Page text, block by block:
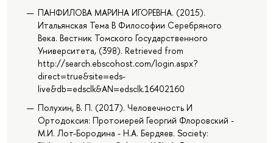
ПАНФИЛОВА МАРИНА ИГОРЕВНА. (2015).
Итальянская Тема В Философии Серебряного
Века. Вестник Томского Государственного
Университета, (398). Retrieved from
http://search.ebscohost.com/login.aspx?
direct=true&site=eds-
live&db=edsclk&AN=edsclk.16402160
Полухин, В. П. (2017). Человечность И
Ортодоксия: Протоиерей Георгий Флоровский -
М.И. Лот-Бородина - Н.А. Бердяев. Society: